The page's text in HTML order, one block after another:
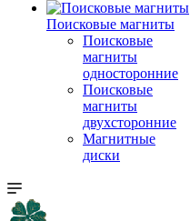
Поисковые магниты
Поисковые
магниты
односторонние
Поисковые
магниты
двухсторонние
Магнитные
диски